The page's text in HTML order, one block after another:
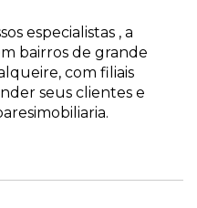
especialistas , a
bairros de grande
com filiais
seus clientes e